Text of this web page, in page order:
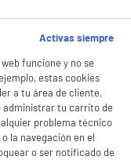
ELECTRO DEPOT
para:
Activas siempre
funcione y no se
estas cookies
a tu área de cliente,
administrar tu carrito de
problema técnico
la navegación en el
o ser notificado de